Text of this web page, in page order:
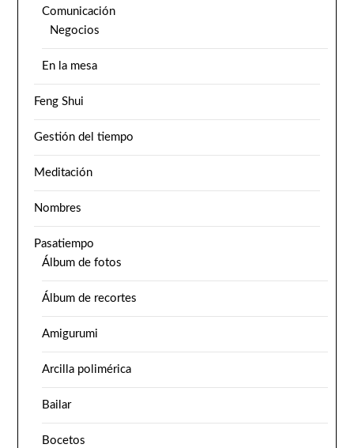
Comunicación
Negocios
En la mesa
Feng Shui
Gestión del tiempo
Meditación
Nombres
Pasatiempo
Álbum de fotos
Álbum de recortes
Amigurumi
Arcilla polimérica
Bailar
Bocetos